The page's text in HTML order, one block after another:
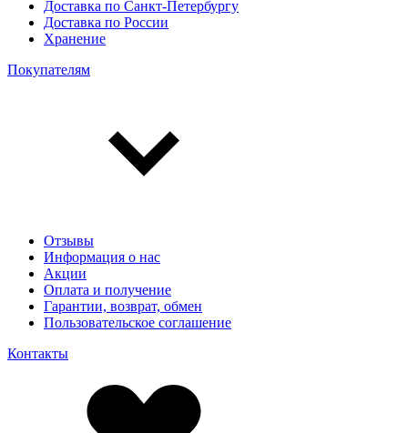
Доставка по Санкт-Петербургу
Доставка по России
Хранение
Покупателям
Отзывы
Информация о нас
Акции
Оплата и получение
Гарантии, возврат, обмен
Пользовательское соглашение
Контакты